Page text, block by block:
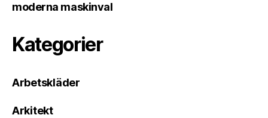
moderna maskinval
Kategorier
Arbetskläder
Arkitekt